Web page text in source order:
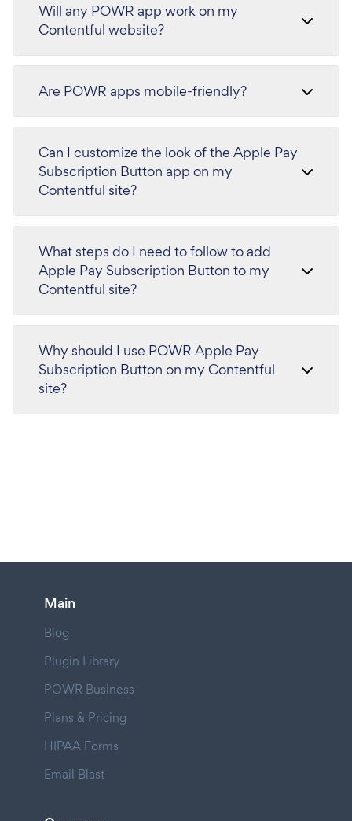
Will any POWR app work on my
Contentful website?
Are POWR apps mobile-friendly?
Can I customize the look of the Apple Pay
Subscription Button app on my
Contentful site?
What steps do I need to follow to add
Apple Pay Subscription Button to my
Contentful site?
Why should I use POWR Apple Pay
Subscription Button on my Contentful
site?
Main
Blog
Plugin Library
POWR Business
Plans & Pricing
HIPAA Forms
Email Blast